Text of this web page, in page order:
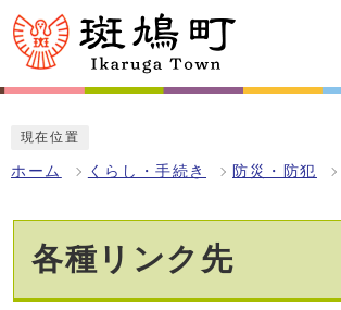
現在位置
ホーム くらし・手続き 防災・防犯
各種リンク先